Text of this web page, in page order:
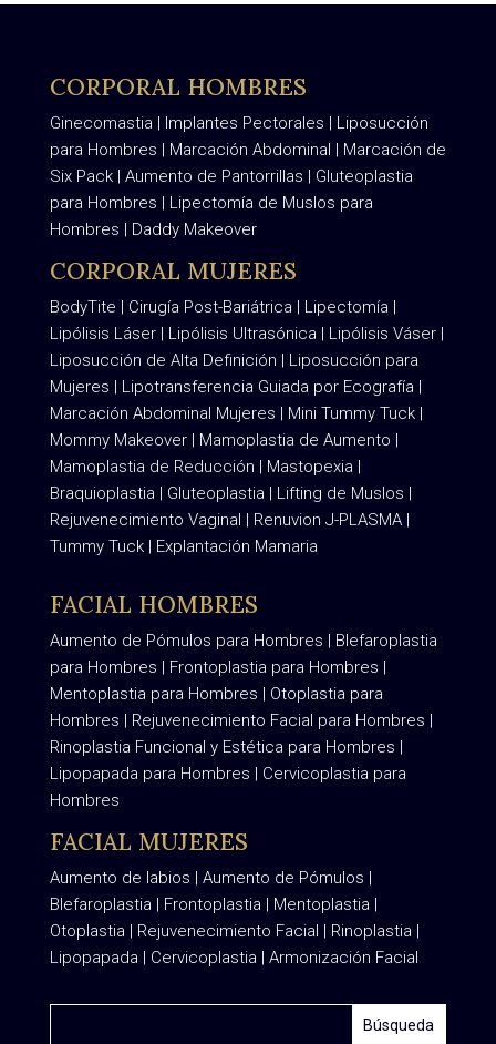
CORPORAL HOMBRES
Ginecomastia | Implantes Pectorales | Liposucción
para Hombres | Marcación Abdominal | Marcación de
Six Pack| Aumento de Pantorrillas | Gluteoplastia
para Hombres | Lipectomía de Muslos para
Hombres | Daddy Makeover
CORPORAL MUJERES
BodyTite | Cirugía Post-Bariátrica | Lipectomía |
Lipólisis Láser| Lipólisis Ultrasónica | Lipólisis Váser|
Liposucción de Alta Definición | Liposucción para
Mujeres | Lipotransferencia Guiada por Ecografía |
Marcación Abdominal Mujeres | Mini Tummy Tuck|
Mommy Makeover| Mamoplastia de Aumento |
Mamoplastia de Reducción | Mastopexia |
Braquioplastia | Gluteoplastia | Lifting de Muslos |
Rejuvenecimiento Vaginal | Renuvion J-PLASMA|
Tummy Tuck| Explantación Mamaria
FACIAL HOMBRES
Aumento de Pómulos para Hombres | Blefaroplastia
para Hombres | Frontoplastia para Hombres |
Mentoplastia para Hombres | Otoplastia para
Hombres | Rejuvenecimiento Facial para Hombres |
Rinoplastia Funcional y Estética para Hombres |
Lipopapada para Hombres | Cervicoplastia para
Hombres
FACIAL MUJERES
Aumento de labios | Aumento de Pómulos |
Blefaroplastia | Frontoplastia | Mentoplastia |
Otoplastia | Rejuvenecimiento Facial | Rinoplastia |
Lipopapada | Cervicoplastia | Armonización Facial